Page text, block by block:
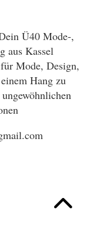
Ü40 Mode-,
aus Kassel
Mode, Design,
Hang zu